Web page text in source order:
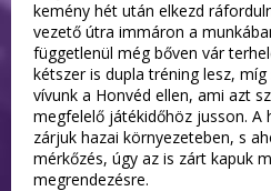
kemény hét után elkezd
vezető útra immáron a
függetlenül még bőven vár
kétszer is dupla tréning lesz,
vívunk a Honvéd ellen, ami azt
megfelelő játékidőhöz jusson. A
zárjuk hazai környezeteben, s
mérkőzés, úgy az is zárt kapuk
megrendezésre.